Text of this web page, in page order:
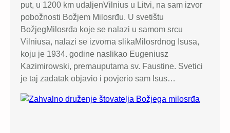
put, u 1200 km udaljenVilnius u Litvi, na sam izvor
pobožnosti Božjem Milosrđu. U svetištu
BožjegMilosrđa koje se nalazi u samom srcu
Vilniusa, nalazi se izvorna slikaMilosrdnog Isusa,
koju je 1934. godine naslikao Eugeniusz
Kazimirowski, premauputama sv. Faustine. Svetici
je taj zadatak objavio i povjerio sam Isus…